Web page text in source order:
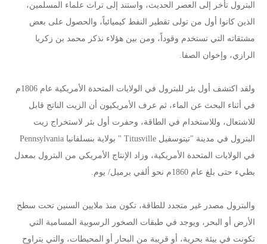
البترول تأخر إلى العصر الحديث، واستند إلى تراث علماء المسلمين،
الذين كانوا أول من تولى تقطير النفط كيميائياً، والحصول على بعض
مشتقاته التي تستخدم وقوداً، ومن بين هؤلاء نذكر محمد بن زكريا
الرازي، وإخوان الصفا.
ولقد اكتشف أول بئر للبترول في الولايات المتحدة الأمريكية عام 1806م
في أثناء البحث عن الماء، ثم عرف الأمريكيون أن الزيت الناتج قابل
للاشتعال، وللاستخدام في الطاقة، وحفرت أول بئر لاستخراج زيت
البترول في مدينة "تيتوسفيل Titusville " بولاية بنسلفانيا Pennsylvania
في الولايات المتحدة الأمريكية، وزاد الإنتاج الأمريكي من البترول بمعدل
بطيء حتى بلغ عام 1860م نحو ألفي برميل/ يوم.
والبترول مصدر غير متجدد للطاقة، تكون منذ ملايين السنين تحت سطح
الأرض أو البحر، ويوجد في طبقات الصخور الرسوبية المسامية التي
تكونت في بيئة بحرية، أو قريبة من البحار أو المحيطات، والتي يتراوح